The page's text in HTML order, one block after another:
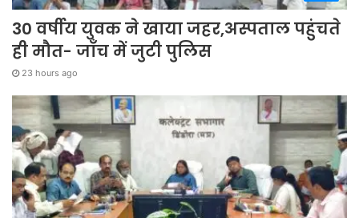
30 वर्षीय युवक ने खाया जहर,अस्पताल पहुंचते
ही मौत- जाँच में जुटी पुलिस
23 hours ago